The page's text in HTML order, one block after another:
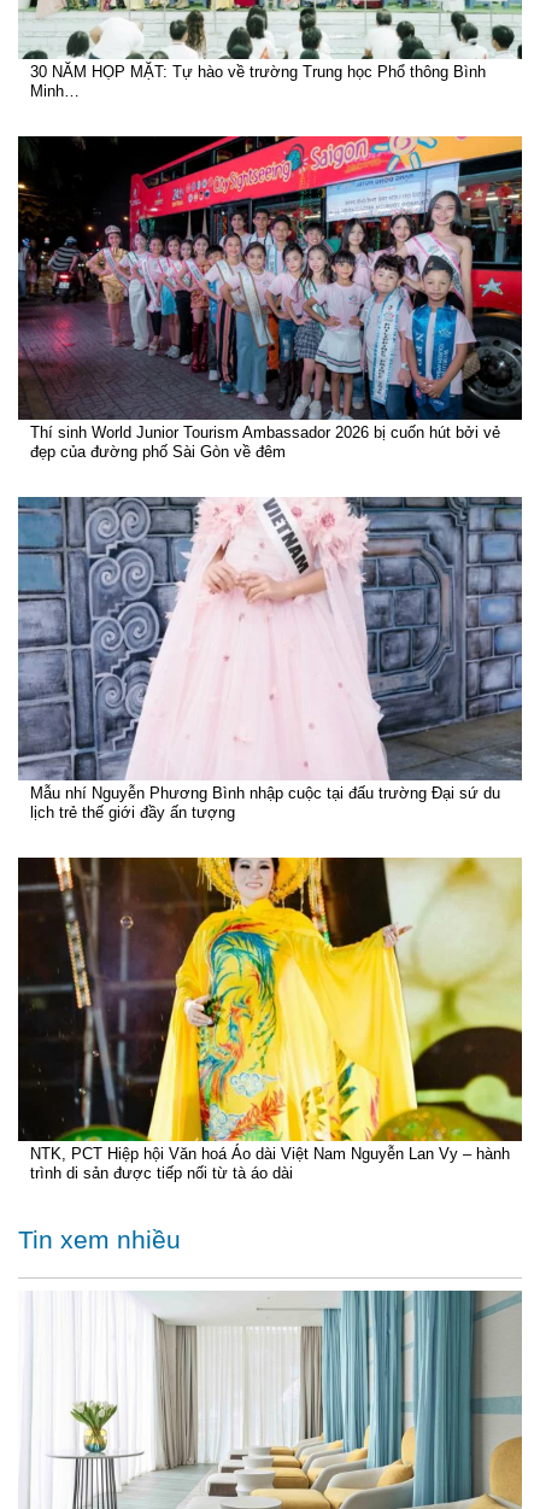
30 NĂM HỌP MẶT: Tự hào về trường Trung học Phổ thông Bình
Minh…
Thí sinh World Junior Tourism Ambassador 2026 bị cuốn hút bởi vẻ
đẹp của đường phố Sài Gòn về đêm
Mẫu nhí Nguyễn Phương Bình nhập cuộc tại đấu trường Đại sứ du
lịch trẻ thế giới đầy ấn tượng
NTK, PCT Hiệp hội Văn hoá Áo dài Việt Nam Nguyễn Lan Vy – hành
trình di sản được tiếp nối từ tà áo dài
Tin xem nhiều